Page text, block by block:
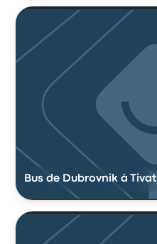
Bus de Dubrovnik à Tivat